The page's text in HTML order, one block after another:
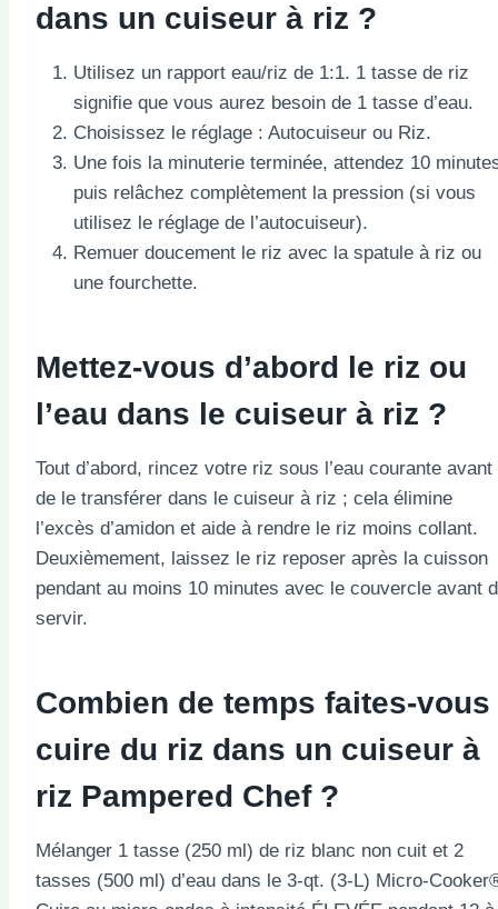
dans un cuiseur à riz ?
Utilisez un rapport eau/riz de 1:1. 1 tasse de riz
signifie que vous aurez besoin de 1 tasse d’eau.
Choisissez le réglage : Autocuiseur ou Riz.
Une fois la minuterie terminée, attendez 10
puis relâchez complètement la pression (si vous
utilisez le réglage de l’autocuiseur).
Remuer doucement le riz avec la spatule à riz ou
une fourchette.
Mettez-vous d’abord le riz ou
l’eau dans le cuiseur à riz ?
Tout d’abord, rincez votre riz sous l’eau courante avant
de le transférer dans le cuiseur à riz ; cela élimine
l’excès d’amidon et aide à rendre le riz moins collant.
Deuxièmement, laissez le riz reposer après la cuisson
pendant au moins 10 minutes avec le couvercle avant
servir.
Combien de temps faites-vous
cuire du riz dans un cuiseur à
riz Pampered Chef ?
Mélanger 1 tasse (250 ml) de riz blanc non cuit et 2
tasses (500 ml) d’eau dans le 3-qt. (3-L) Micro-